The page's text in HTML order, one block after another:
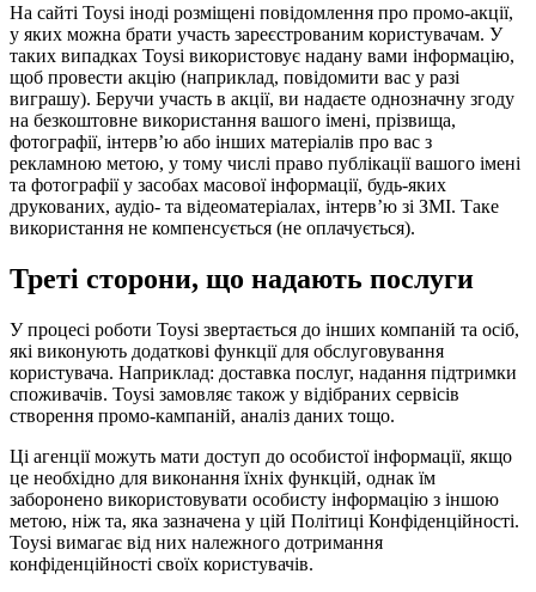
На сайті Toysi іноді розміщені повідомлення про промо-акції,
у яких можна брати участь зареєстрованим користувачам. У
таких випадках Toysi використовує надану вами інформацію,
щоб провести акцію (наприклад, повідомити вас у разі
виграшу). Беручи участь в акції, ви надаєте однозначну згоду
на безкоштовне використання вашого імені, прізвища,
фотографії, інтерв’ю або інших матеріалів про вас з
рекламною метою, у тому числі право публікації вашого імені
та фотографії у засобах масової інформації, будь-яких
друкованих, аудіо- та відеоматеріалах, інтерв’ю зі ЗМІ. Таке
використання не компенсується (не оплачується).
Треті сторони, що надають послуги
У процесі роботи Toysi звертається до інших компаній та осіб,
які виконують додаткові функції для обслуговування
користувача. Наприклад: доставка послуг, надання підтримки
споживачів. Toysi замовляє також у відібраних сервісів
створення промо-кампаній, аналіз даних тощо.
Ці агенції можуть мати доступ до особистої інформації, якщо
це необхідно для виконання їхніх функцій, однак їм
заборонено використовувати особисту інформацію з іншою
метою, ніж та, яка зазначена у цій Політиці Конфіденційності.
Toysi вимагає від них належного дотримання
конфіденційності своїх користувачів.